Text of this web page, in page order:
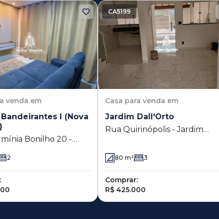
venda em
I (Nova
Bonilho 20 -
Sumaré - SP
2
CA5199
Casa para venda em
Jardim Dall'Orto
Rua Quirinópolis - Jardim
80 m² 3
Comprar:
R$ 425.000